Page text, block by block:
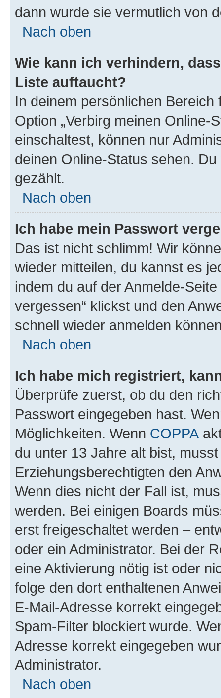
dann wurde sie vermutlich von
Nach oben
Wie kann ich verhindern,
Liste auftaucht?
In deinem persönlichen
Option „Verbirg meinen Online-
einschaltest, können nur
deinen Online-Status sehen.
gezählt.
Nach oben
Ich habe mein Passwort
Das ist nicht schlimm! Wir
wieder mitteilen, du kannst es
indem du auf der Anmelde-
vergessen“ klickst und den
schnell wieder anmelden
Nach oben
Ich habe mich registriert,
Überprüfe zuerst, ob du den
Passwort eingegeben hast.
Möglichkeiten. Wenn COPPA
du unter 13 Jahre alt bist,
Erziehungsberechtigten den
Wenn dies nicht der Fall ist,
werden. Bei einigen Boards
erst freigeschaltet werden –
oder ein Administrator. Bei der
eine Aktivierung nötig ist oder
folge den dort enthaltenen
E-Mail-Adresse korrekt
Spam-Filter blockiert wurde.
Adresse korrekt eingegeben
Administrator.
Nach oben